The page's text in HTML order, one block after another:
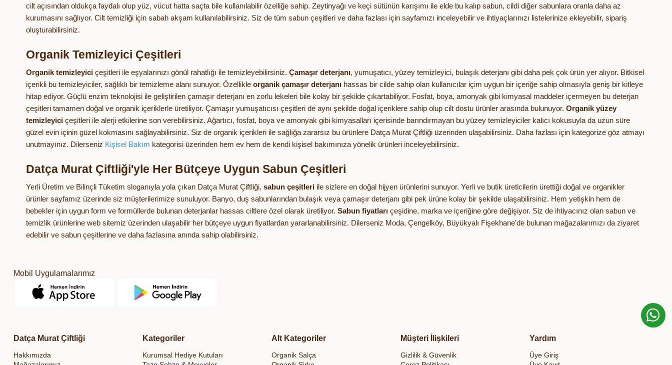
cilt açısından oldukça faydalı olup yüz, vücut hatta saçta bile kullanılabilir özelliğe sahip. Zeytinyağı ve keçi sütünün karışımı ile elde bu kalıp sabun, cildi diğer sabunlara oranla daha az
kurumasını sağlıyor. Cilt temizliği için sabah akşam kullanılabilirsiniz. Siz de tüm sabun çeşitleri ve daha fazlası için sayfamızı inceleyebilir ve ihtiyaçlarınızı listelerinize ekleyebilir, sipariş
oluşturabilirsiniz.
Organik Temizleyici Çeşitleri
Organik temizleyici çeşitleri ile eşyalarınızı gönül rahatlığı ile temizleyebilirsiniz. Çamaşır deterjanı, yumuşatıcı, yüzey temizleyici, bulaşık deterjanı gibi daha pek çok ürün yer alıyor. Bitkisel
içerikli bu temizleyiciler, sağlıklı bir temizleme alanı sunuyor. Özellikle organik çamaşır deterjanı hassas bir cilde sahip olan kullanıcılar içim uygun bir içeriğe sahip olmasıyla geniş bir kitleye
hitap ediyor. Güçlü enzim teknolojisi ile geliştirilen çamaşır deterjanı en zorlu lekeleri bile kolay bir şekilde çıkartabiliyor. Fosfat, boya, amonyak gibi kimyasal maddeler içermeyen bu deterjan
çeşitleri tamamen doğal ve organik içeriklerle üretiliyor. Çamaşır yumuşatıcısı çeşitleri de aynı şekilde doğal içeriklere sahip olup cilt dostu ürünler arasında bulunuyor. Organik yüzey
temizleyici çeşitleri ile alerji etkilerine son verebilirsiniz. Ağartıcı, fosfat, boya ve amonyak gibi kimyasalları içerisinde barındırmayan bu yüzey temizleyiciler kalıcı kokusuyla da uzun süre
güzel evin içinin güzel kokmasını sağlayabilirsiniz. Siz de organik içerikleri ile sağlığa zararsız bu ürünlere Datça Murat Çiftliği üzerinden ulaşabilirsiniz. Daha fazlası için kategorize göz atmayı
unutmayınız. Dilerseniz Kişisel Bakım kategorisi üzerinden hem ev hem de kendi kişisel bakımınıza yönelik ürünleri inceleyebilirsiniz.
Datça Murat Çiftliği'yle Her Bütçeye Uygun Sabun Çeşitleri
Yerli Üretim ve Bilinçli Tüketim sloganıyla yola çıkan Datça Murat Çiftliği, sabun çeşitleri ile sizlere en doğal hijyen ürünlerini sunuyor. Yerli ve butik üreticilerin ürettiği doğal ve organikler
ürünler sayfamız üzerinde siz müşterilerimize sunuluyor. Banyo, duş sabunlarından bulaşık veya çamaşır deterjanı gibi pek ürüne kolay bir şekilde ulaşabilirsiniz. Hem yetişkin hem de
bebekler için uygun form ve formüllerde bulunan deterjanlar hassas ciltlere özel olarak üretiliyor. Sabun fiyatları çeşidine, marka ve içeriğine göre değişiyor. Siz de ihtiyacınız olan sabun ve
temizlik ürünlerine web sitemiz üzerinden ulaşabilir her bütçeye uygun fiyatlardan yararlanabilirsiniz. Dilerseniz Moda, Çengelköy, Büyükyalı Fişekhane'de bulunan mağazalarımızı da ziyaret
edebilir ve sabun çeşitlerine ve daha fazlasına anında sahip olabilirsiniz.
Mobil Uygulamalarımız
Datça Murat Çiftliği
Hakkımızda
Kategoriler
Kurumsal Hediye Kutuları
Alt Kategoriler
Organik Salça
Müşteri İlişkileri
Gizlilik & Güvenlik
Yardım
Üye Giriş